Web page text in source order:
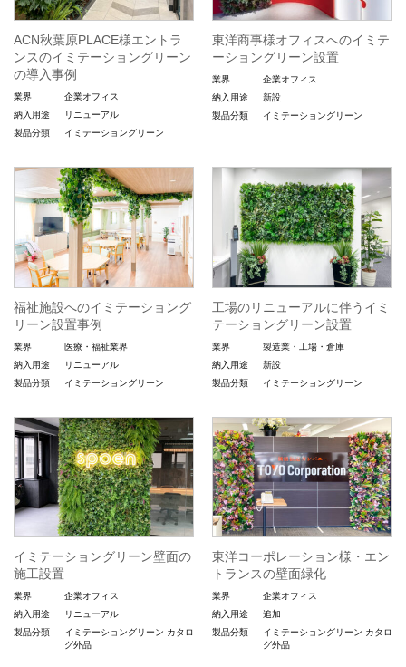
ACN秋葉原PLACE様エントラ
ンスのイミテーショングリーン
の導入事例
業界
企業オフィス
納入用途
リニューアル
製品分類
イミテーショングリーン
東洋商事様オフィスへのイミテ
ーショングリーン設置
業界
企業オフィス
納入用途
新設
製品分類
イミテーショングリーン
福祉施設へのイミテーショング
リーン設置事例
業界
医療・福祉業界
納入用途
リニューアル
製品分類
イミテーショングリーン
工場のリニューアルに伴うイミ
テーショングリーン設置
業界
製造業・工場・倉庫
納入用途
新設
製品分類
イミテーショングリーン
イミテーショングリーン壁面の
施工設置
業界
企業オフィス
納入用途
リニューアル
製品分類
イミテーショングリーン カタロ
グ外品
東洋コーポレーション様・エン
トランスの壁面緑化
業界
企業オフィス
納入用途
追加
製品分類
イミテーショングリーン カタロ
グ外品